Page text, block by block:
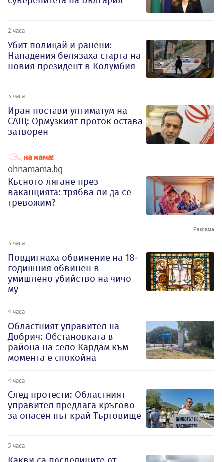
2 часа
Убит полицай и ранени:
Нападения белязаха старта на
новия президент в Колумбия
3 часа
Иран постави ултиматум на
САЩ: Ормузкият проток остава
затворен
ohnamama.bg
Късното лягане през
ваканцията: трябва ли да се
тревожим?
3 часа
Повдигнаха обвинение на 18-
годишния обвинен в
умишлено убийство на чичо
му
4 часа
Oбластният управител на
Добрич: Обстановката в
района на село Кардам към
момента е спокойна
4 часа
След протести: Областният
управител предлага кръгово
за опасен път край Търговище
5 часа